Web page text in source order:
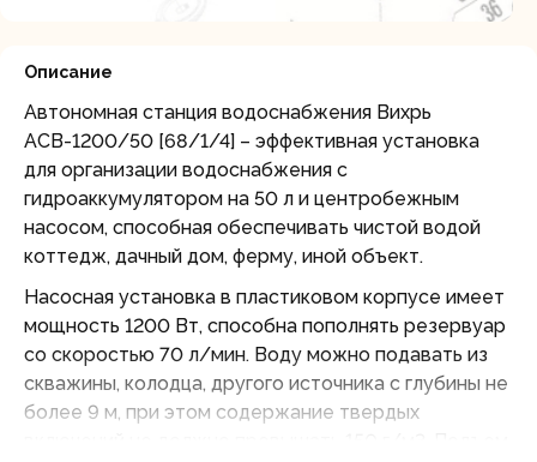
Описание
Автономная станция водоснабжения Вихрь
АСВ-1200/50 [68/1/4] – эффективная установка
для организации водоснабжения с
гидроаккумулятором на 50 л и центробежным
насосом, способная обеспечивать чистой водой
коттедж, дачный дом, ферму, иной объект.
Насосная установка в пластиковом корпусе имеет
мощность 1200 Вт, способна пополнять резервуар
со скоростью 70 л/мин. Воду можно подавать из
скважины, колодца, другого источника с глубины не
более 9 м, при этом содержание твердых